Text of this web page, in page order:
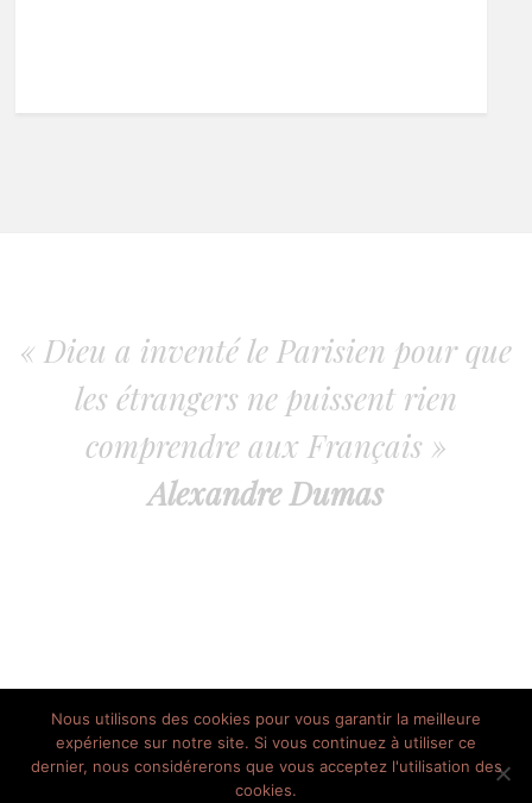
« Dieu a inventé le Parisien pour que
les étrangers ne puissent rien
comprendre aux Français »
Alexandre Dumas
// © 2013 - 2020 Le Parisien Heureux - Tous les droits réservés
Nous utilisons des cookies pour vous garantir la meilleure
expérience sur notre site. Si vous continuez à utiliser ce
dernier, nous considérerons que vous acceptez l'utilisation des
cookies.